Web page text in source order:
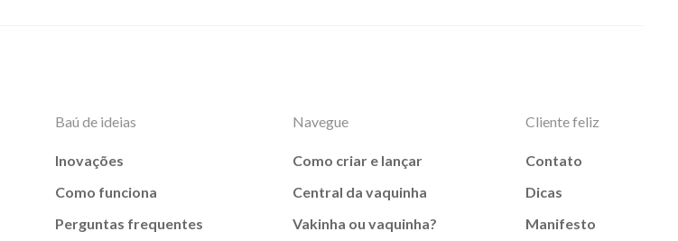
Baú de ideias
Inovações
Como funciona
Perguntas frequentes
Navegue
Como criar e lançar
Central da vaquinha
Vakinha ou vaquinha?
Cliente feliz
Contato
Dicas
Manifesto